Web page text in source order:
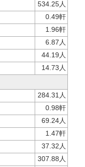
534.25人
0.49軒
1.96軒
6.87人
44.19人
14.73人
284.31人
0.98軒
69.24人
1.47軒
37.32人
307.88人